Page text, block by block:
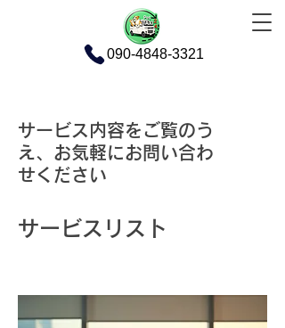
090-4848-3321
サービス内容をご覧のう
え、お気軽にお問い合わ
せください
サービスリスト